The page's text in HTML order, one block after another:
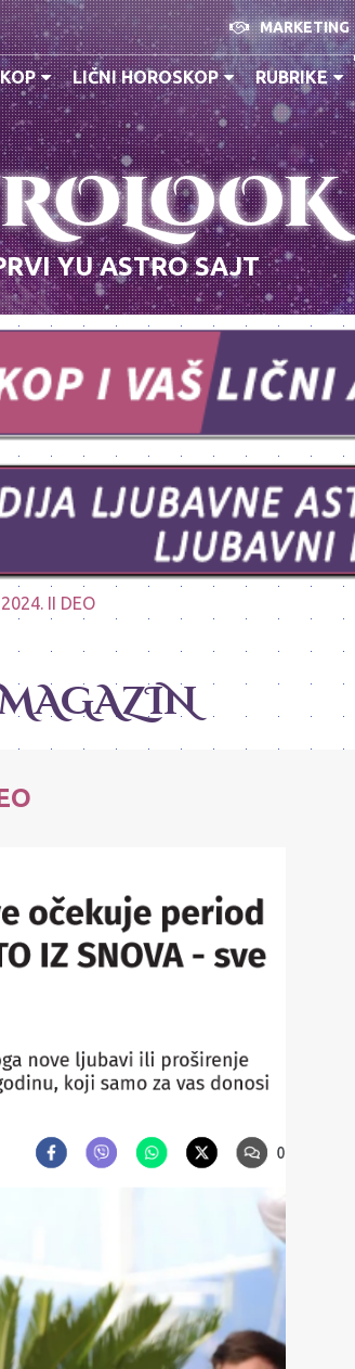
MARKETING
LIČNI HOROSKOP RUBRIKE
YU ASTRO SAJT
II DEO